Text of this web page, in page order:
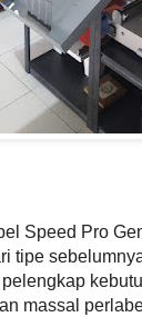
Speed Pro
tipe
massal